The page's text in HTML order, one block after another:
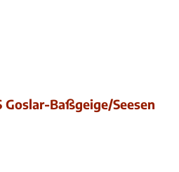
Goslar-Baßgeige/Seesen